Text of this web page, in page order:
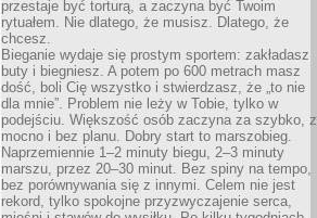
przestaje być torturą, a zaczyna być Twoim
rytuałem. Nie dlatego, że musisz. Dlatego, że
chcesz.
Bieganie wydaje się prostym sportem: zakładasz
buty i biegniesz. A potem po 600 metrach masz
dość, boli Cię wszystko i stwierdzasz, że „to nie
dla mnie”. Problem nie leży w Tobie, tylko w
podejściu. Większość osób zaczyna za szybko,
mocno i bez planu. Dobry start to marszobieg.
Naprzemiennie 1–2 minuty biegu, 2–3 minuty
marszu, przez 20–30 minut. Bez spiny na tempo,
bez porównywania się z innymi. Celem nie jest
rekord, tylko spokojne przyzwyczajenie serca,